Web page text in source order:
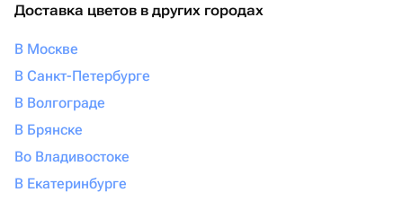
Доставка цветов в других городах
В Москве
В Санкт-Петербурге
В Волгограде
В Брянске
Во Владивостоке
В Екатеринбурге